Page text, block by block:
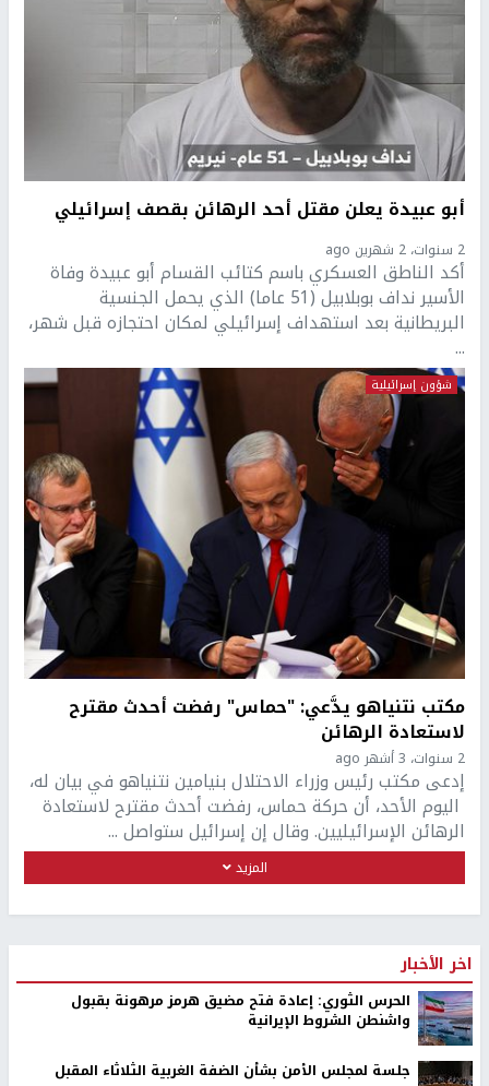
أبو عبيدة يعلن مقتل أحد الرهائن بقصف إسرائيلي
2 سنوات، 2 شهرين ago
أكد الناطق العسكري باسم كتائب القسام أبو عبيدة وفاة
الأسير نداف بوبلابيل (51 عاما) الذي يحمل الجنسية
البريطانية بعد استهداف إسرائيلي لمكان احتجازه قبل شهر،
...
شؤون إسرائيلية
مكتب نتنياهو يدَّعي: "حماس" رفضت أحدث مقترح
لاستعادة الرهائن
2 سنوات، 3 أشهر ago
إدعى مكتب رئيس وزراء الاحتلال بنيامين نتنياهو في بيان له،
اليوم الأحد، أن حركة حماس، رفضت أحدث مقترح لاستعادة
الرهائن الإسرائيليين. وقال إن إسرائيل ستواصل ...
المزيد
اخر الأخبار
الحرس الثوري: إعادة فتح مضيق هرمز مرهونة بقبول
واشنطن الشروط الإيرانية
جلسة لمجلس الأمن بشأن الضفة الغربية الثلاثاء المقبل